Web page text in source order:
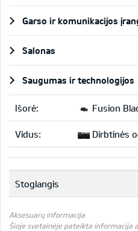
Garso ir komunikacijos
Salonas
Saugumas ir technologijos
Išorė: Fusion
Vidus: Dirbtinės
Stoglangis
Aksesuarų informacija
Šioje svetainėje pateikta informacija